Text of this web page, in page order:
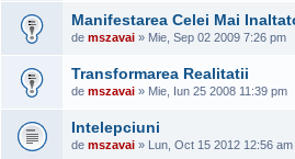
Manifestarea Celei Mai
de mszavai » Mie, Sep 02 2009 7:26 pm
Transformarea Realitatii
de mszavai » Mie, Iun 25 2008 11:39 pm
Intelepciuni
de mszavai » Lun, Oct 15 2012 12:56 am